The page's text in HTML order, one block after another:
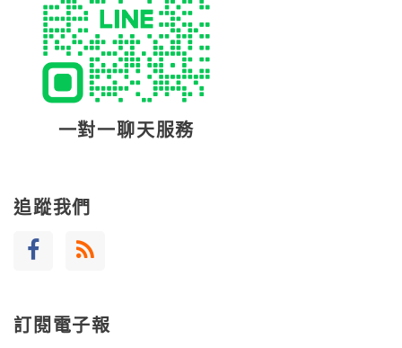
一對一聊天服務
追蹤我們
訂閱電子報